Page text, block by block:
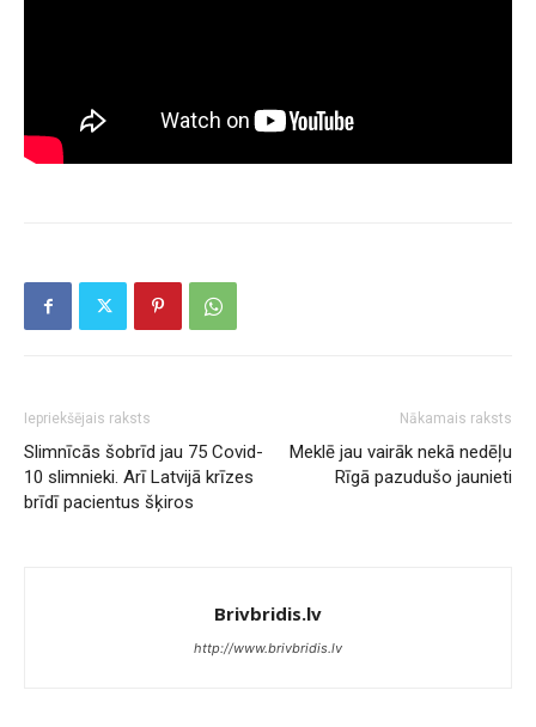
Iepriekšējais raksts
Slimnīcās šobrīd jau 75 Covid-
10 slimnieki. Arī Latvijā krīzes
brīdī pacientus šķiros
Nākamais raksts
Meklē jau vairāk nekā nedēļu
Rīgā pazudušo jaunieti
Brivbridis.lv
http://www.brivbridis.lv